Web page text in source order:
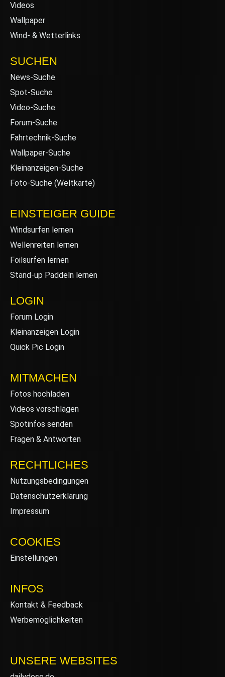
Videos
Wallpaper
Wind- & Wetterlinks
SUCHEN
News-Suche
Spot-Suche
Video-Suche
Forum-Suche
Fahrtechnik-Suche
Wallpaper-Suche
Kleinanzeigen-Suche
Foto-Suche (Weltkarte)
EINSTEIGER GUIDE
Windsurfen lernen
Wellenreiten lernen
Foilsurfen lernen
Stand-up Paddeln lernen
LOGIN
Forum Login
Kleinanzeigen Login
Quick Pic Login
MITMACHEN
Fotos hochladen
Videos vorschlagen
Spotinfos senden
Fragen & Antworten
RECHTLICHES
Nutzungsbedingungen
Datenschutzerklärung
Impressum
COOKIES
Einstellungen
INFOS
Kontakt & Feedback
Werbemöglichkeiten
UNSERE WEBSITES